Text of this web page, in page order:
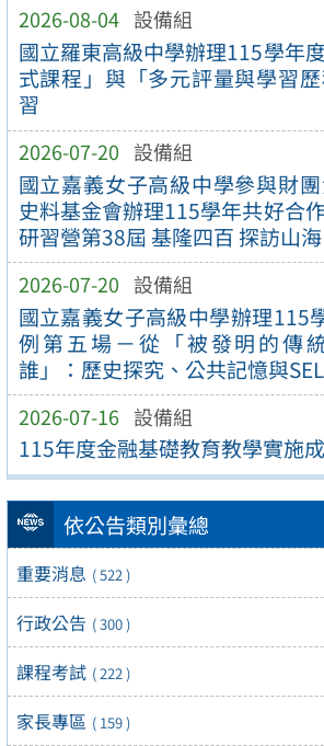
2026-08-04 設備組
國立羅東高級中學辦理115學年
式課程」與「多元評量與學習
習
2026-07-20 設備組
國立嘉義女子高級中學參與財
史料基金會辦理115學年共好合
研習營第38屆 基隆四百 探訪山海
2026-07-20 設備組
國立嘉義女子高級中學辦理115
例第五場－從「被發明的傳
誰」：歷史探究、公共記憶與
2026-07-16 設備組
115年度金融基礎教育教學實施
依公告類別彙總
重要消息 ( 522 )
行政公告 ( 300 )
課程考試 ( 222 )
家長專區 ( 159 )